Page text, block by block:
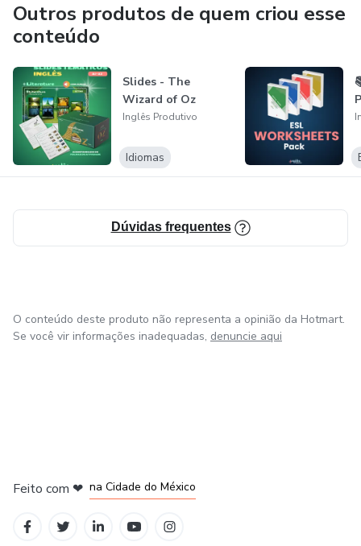
Outros produtos de quem criou esse
conteúdo
Slides - The
Wizard of Oz
Inglês Produtivo
Idiomas
Dúvidas frequentes
O conteúdo deste produto não representa a opinião da Hotmart.
Se você vir informações inadequadas, denuncie aqui
Feito com ❤ na Cidade do México